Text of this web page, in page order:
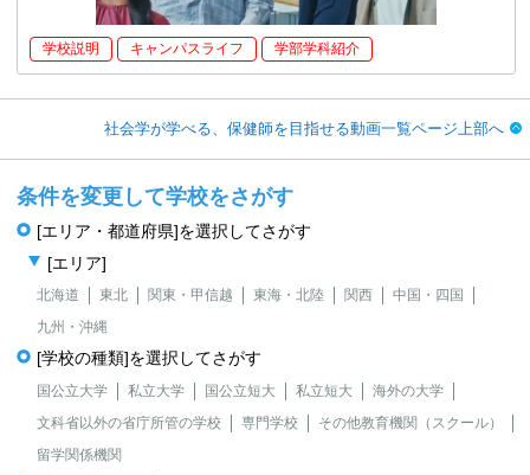
学校説明 キャンパスライフ 学部学科紹介
社会学が学べる、保健師を目指せる動画一覧ページ上部へ
条件を変更して学校をさがす
[エリア・都道府県]を選択してさがす
[エリア]
北海道 東北 関東・甲信越 東海・北陸 関西
中国・四国
九州・沖縄
[学校の種類]を選択してさがす
国公立大学 私立大学 国公立短大 私立短大
海外の大学
文科省以外の省庁所管の学校
専門学校
その他教育機関（スクール）
留学関係機関